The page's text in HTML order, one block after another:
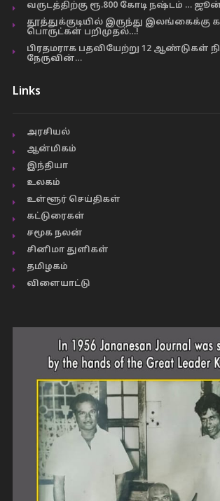
வருடத்திற்கு ரூ.800 கோடி நஷ்டம் …
தூத்துக்குடியில் இருந்து இலங்கைக்கு
பொருட்கள் பறிமுதல்…!
பிரதமராக பதவியேற்று 12 ஆண்டுகள்
நேருவின்…
Links
அரசியல்
ஆன்மிகம்
இந்தியா
உலகம்
உள்ளூர் செய்திகள்
கட்டுரைகள்
சமூக நலன்
சினிமா துளிகள்
தமிழகம்
விளையாட்டு